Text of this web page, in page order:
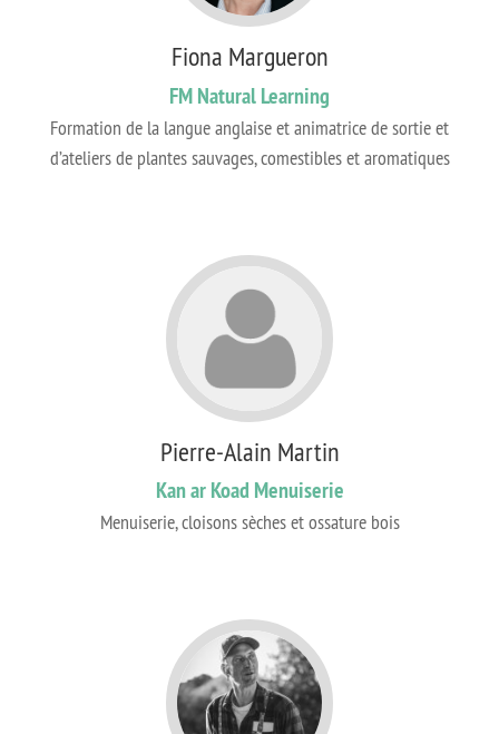
Fiona Margueron
FM Natural Learning
Formation de la langue anglaise et animatrice de sortie et
d’ateliers de plantes sauvages, comestibles et aromatiques
Pierre-Alain Martin
Kan ar Koad Menuiserie
Menuiserie, cloisons sèches et ossature bois